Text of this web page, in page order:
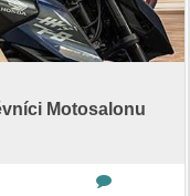
Motosalonu